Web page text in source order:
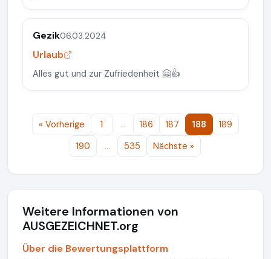
Gezik06.03.2024
Urlaub
Alles gut und zur Zufriedenheit 🤗👍
« Vorherige 1 … 186 187 188
189
190
… 535 Nächste »
Weitere Informationen von
AUSGEZEICHNET.org
Über die Bewertungsplattform